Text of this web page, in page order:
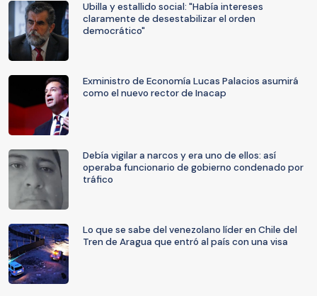
Ubilla y estallido social: "Había intereses
claramente de desestabilizar el orden
democrático"
Exministro de Economía Lucas Palacios asumirá
como el nuevo rector de Inacap
Debía vigilar a narcos y era uno de ellos: así
operaba funcionario de gobierno condenado por
tráfico
Lo que se sabe del venezolano líder en Chile del
Tren de Aragua que entró al país con una visa